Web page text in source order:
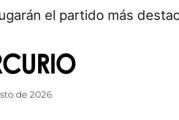
el partido más
de 2026